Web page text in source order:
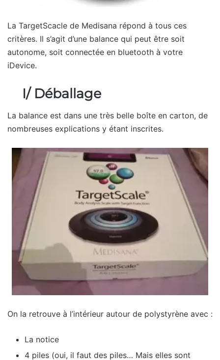
La TargetScacle de Medisana répond à tous ces
critères. Il s’agit d’une balance qui peut être soit
autonome, soit connectée en bluetooth à votre
iDevice.
I/ Déballage
La balance est dans une très belle boîte en carton, de
nombreuses explications y étant inscrites.
On la retrouve à l’intérieur autour de polystyrène avec :
La notice
4 piles (oui, il faut des piles… Mais elles sont